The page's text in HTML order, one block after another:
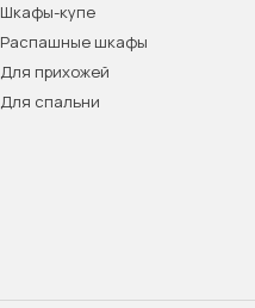
Шкафы-купе
Распашные шкафы
Для прихожей
Для спальни